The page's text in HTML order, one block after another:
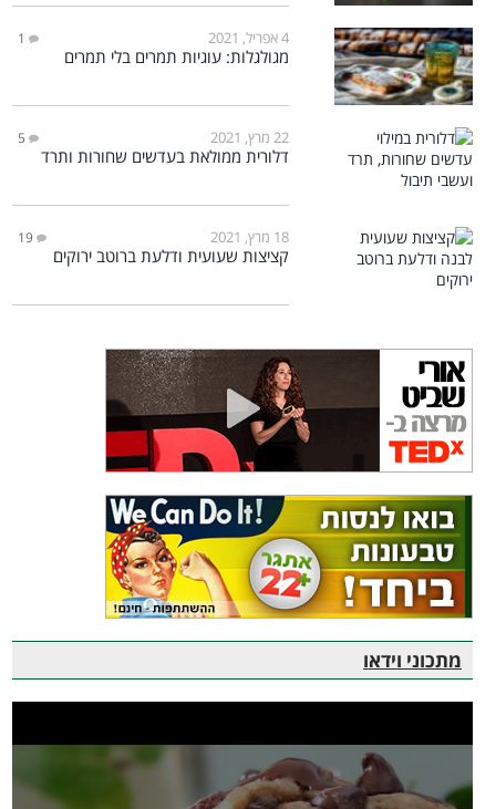
4 אפריל, 2021 1
מגולגלות: עוגיות תמרים בלי תמרים
22 מרץ, 2021 5
דלורית ממולאת בעדשים שחורות ותרד
18 מרץ, 2021 19
קציצות שעועית ודלעת ברוטב ירוקים
מתכוני וידאו